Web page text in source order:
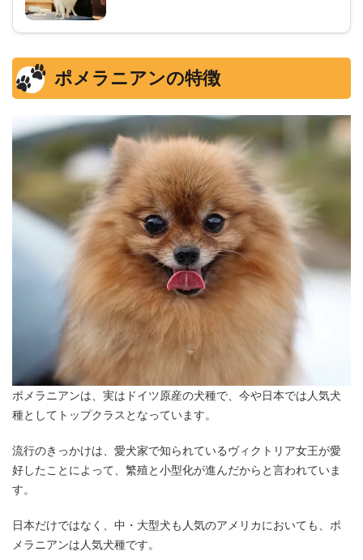
ポメラニアンの特徴
ポメラニアンは、実はドイツ原産の犬種で、今や日本では人気犬
種としてトップクラスとなっています。
流行のきっかけは、愛犬家で知られているヴィクトリア女王が愛
好したことによって、繁殖と小型化が進んだからと言われていま
す。
日本だけではなく、中・大型犬も人気のアメリカにおいても、ポ
メラニアンは人気犬種です。